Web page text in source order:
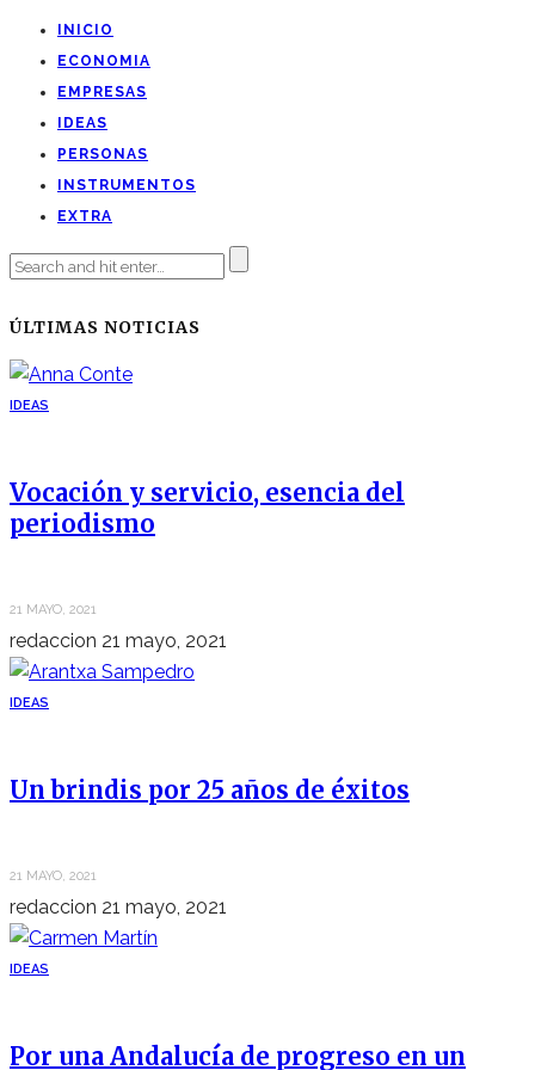
INICIO
ECONOMIA
EMPRESAS
IDEAS
PERSONAS
INSTRUMENTOS
EXTRA
ÚLTIMAS NOTICIAS
IDEAS
Vocación y servicio, esencia del
periodismo
21 MAYO, 2021
redaccion 21 mayo, 2021
IDEAS
Un brindis por 25 años de éxitos
21 MAYO, 2021
redaccion 21 mayo, 2021
IDEAS
Por una Andalucía de progreso en un